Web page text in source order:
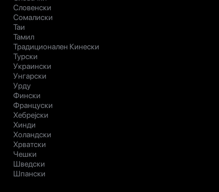
Словенски
Сомалиски
Таи
Тамил
Традиционален Кинески
Турски
Украински
Унгарски
Урду
Фински
Француски
Хебрејски
Хинди
Холандски
Хрватски
Чешки
Шведски
Шпански